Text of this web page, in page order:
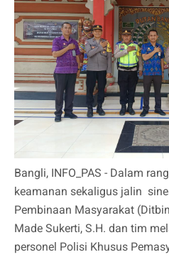
Bangli, INFO_PAS - Dalam
keamanan sekaligus jalin
Pembinaan Masyarakat
Made Sukerti, S.H. dan tim
personel Polisi Khusus